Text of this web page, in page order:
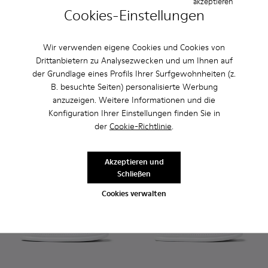
Cookies-Einstellungen
Wir verwenden eigene Cookies und Cookies von
Drittanbietern zu Analysezwecken und um Ihnen auf
der Grundlage eines Profils Ihrer Surfgewohnheiten (z.
B. besuchte Seiten) personalisierte Werbung
anzuzeigen. Weitere Informationen und die
Konfiguration Ihrer Einstellungen finden Sie in
der Cookie-Richtlinie.
Cookies verwalten
Akzeptieren und
Schließen
Lluc Sandal
Hinzufügen
Lluc Sandal
108 €
135 € -20%
Hinzufügen